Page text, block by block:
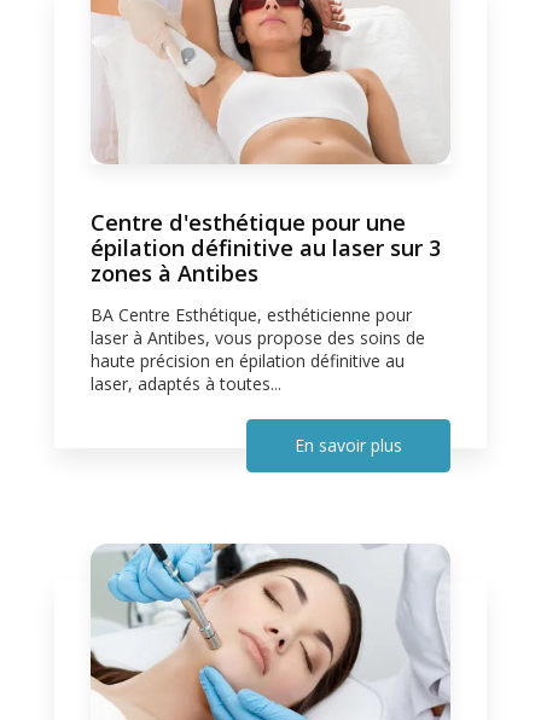
Centre d'esthétique pour une
épilation définitive au laser sur 3
zones à Antibes
BA Centre Esthétique, esthéticienne pour
laser à Antibes, vous propose des soins de
haute précision en épilation définitive au
laser, adaptés à toutes...
En savoir plus